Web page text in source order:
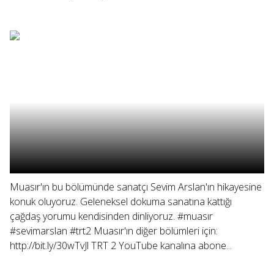
Muasır'ın bu bölümünde sanatçı Sevim Arslan'ın hikayesine
konuk oluyoruz. Geleneksel dokuma sanatına kattığı
çağdaş yorumu kendisinden dinliyoruz. #muasır
#sevimarslan #trt2 Muasır'ın diğer bölümleri için:
http://bit.ly/30wTvJl TRT 2 YouTube kanalına abone...